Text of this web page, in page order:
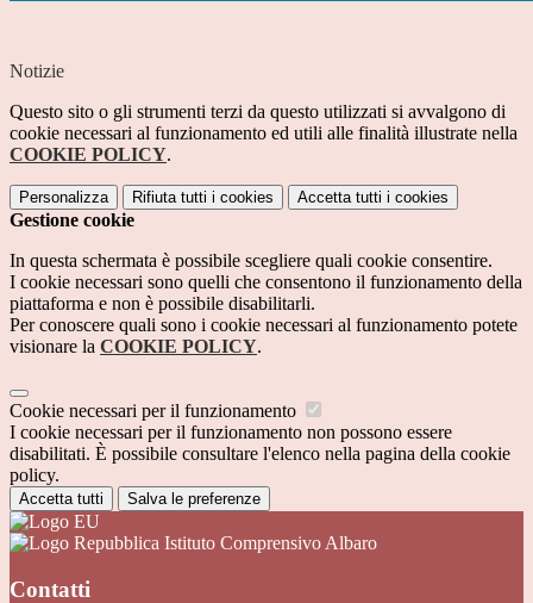
Notizie
Questo sito o gli strumenti terzi da questo utilizzati si avvalgono di
cookie necessari al funzionamento ed utili alle finalità illustrate nella
COOKIE POLICY.
Personalizza Rifiuta tutti i cookies Accetta tutti i cookies
Gestione cookie
In questa schermata è possibile scegliere quali cookie consentire.
I cookie necessari sono quelli che consentono il funzionamento della
piattaforma e non è possibile disabilitarli.
Per conoscere quali sono i cookie necessari al funzionamento potete
visionare la COOKIE POLICY.
Cookie necessari per il funzionamento
I cookie necessari per il funzionamento non possono essere
disabilitati. È possibile consultare l'elenco nella pagina della cookie
policy.
Accetta tutti Salva le preferenze
Istituto Comprensivo Albaro
Contatti